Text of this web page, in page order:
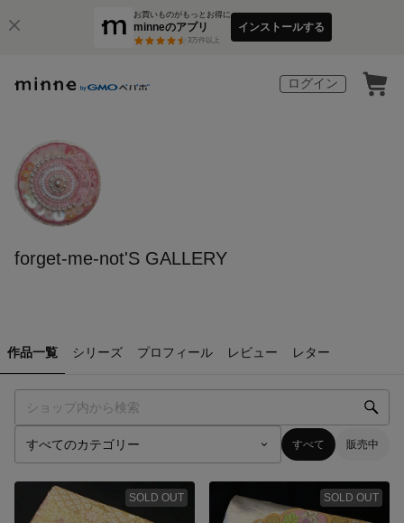
お買いものがもっとお得に
minneのアプリ
3万件以上
インストールする
ログイン
forget-me-not'S GALLERY
作品一覧 シリーズ プロフィール レビュー レター
すべて 販売中
SOLD OUT SOLD OUT